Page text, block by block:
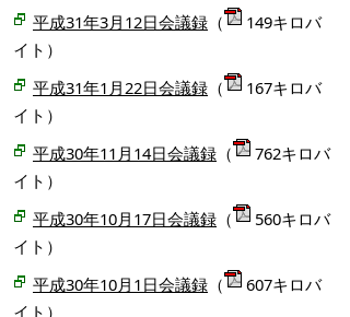
平成31年3月12日会議録 （
149キロバ
イト）
平成31年1月22日会議録 （
167キロバ
イト）
平成30年11月14日会議録 （
762キロバ
イト）
平成30年10月17日会議録 （
560キロバ
イト）
平成30年10月1日会議録 （
607キロバ
イト）